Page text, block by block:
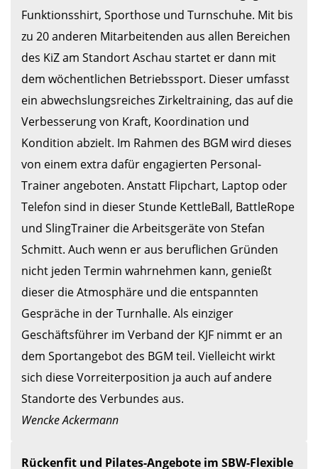
Funktionsshirt, Sporthose und Turnschuhe. Mit bis
zu 20 anderen Mitarbeitenden aus allen Bereichen
des KiZ am Standort Aschau startet er dann mit
dem wöchentlichen Betriebssport. Dieser umfasst
ein abwechslungsreiches Zirkeltraining, das auf die
Verbesserung von Kraft, Koordination und
Kondition abzielt. Im Rahmen des BGM wird dieses
von einem extra dafür engagierten Personal-
Trainer angeboten. Anstatt Flipchart, Laptop oder
Telefon sind in dieser Stunde KettleBall, BattleRope
und SlingTrainer die Arbeitsgeräte von Stefan
Schmitt. Auch wenn er aus beruflichen Gründen
nicht jeden Termin wahrnehmen kann, genießt
dieser die Atmosphäre und die entspannten
Gespräche in der Turnhalle. Als einziger
Geschäftsführer im Verband der KJF nimmt er an
dem Sportangebot des BGM teil. Vielleicht wirkt
sich diese Vorreiterposition ja auch auf andere
Wencke Ackermann
Rückenfit und Pilates-Angebote im SBW-Flexible